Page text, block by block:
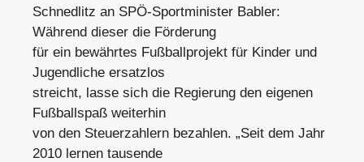
Schnedlitz an SPÖ-Sportminister Babler:
Während dieser die Förderung
für ein bewährtes Fußballprojekt für Kinder und
Jugendliche ersatzlos
streicht, lasse sich die Regierung den eigenen
Fußballspaß weiterhin
von den Steuerzahlern bezahlen. „Seit dem Jahr
2010 lernen tausende